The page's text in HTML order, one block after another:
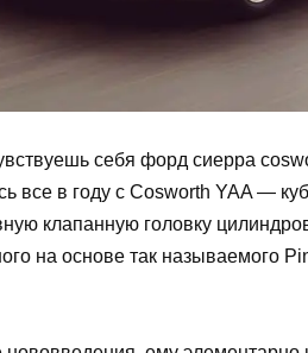
себя форд сиерра
все в году с Cosworth YAA —
клапанную головку
на основе так называемого